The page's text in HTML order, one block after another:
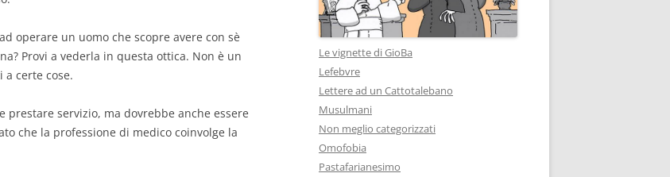
operare un uomo che scopre avere con sè
Provi a vederla in questa ottica. Non è un
certe cose.
servizio, ma dovrebbe anche essere
che la professione di medico coinvolge la
Le vignette di GioBa
Lefebvre
Lettere ad un Cattotalebano
Musulmani
Non meglio categorizzati
Omofobia
Pastafarianesimo